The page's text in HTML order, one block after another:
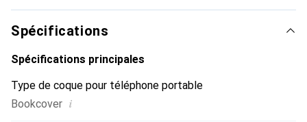
marque Noreve est un choix sûr pour une clientèle
exigeante.
Spécifications
Spécifications principales
Type de coque pour téléphone portable
Bookcover i